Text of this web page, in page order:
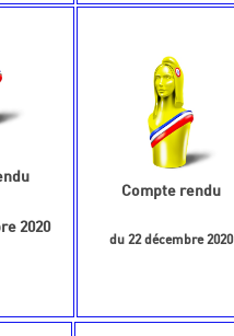
2020
Compte rendu
du 22 décembre 2020